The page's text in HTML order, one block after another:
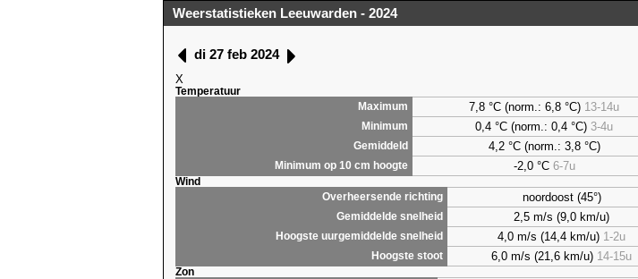
Weerstatistieken Leeuwarden - 2024
di 27 feb 2024
X
Temperatuur
Maximum
7,8 °C (norm.: 6,8 °C) 13-14u
Minimum 0,4 °C (norm.: 0,4 °C) 3-4u
Gemiddeld 4,2°C (norm.: 3,8 °C)
Minimum op 10 cm hoogte -2,0 °C 6-7u
Wind
Overheersende richting
noordoost (45°)
Gemiddelde snelheid 2,5 m/s (9,0 km/u)
Hoogste uurgemiddelde snelheid 4,0 m/s (14,4 km/u) 1-2u
Hoogste stoot 6,0 m/s (21,6 km/u) 14-15u
Zon